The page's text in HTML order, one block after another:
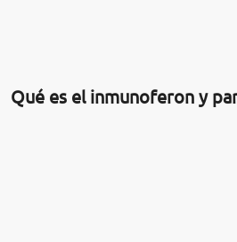
Qué es el inmunoferon y